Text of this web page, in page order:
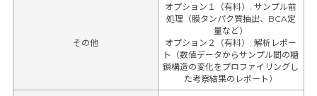
その他
オプション１（有料）:サンプル前
処理（膜タンパク質抽出、BCA定
量など）
オプション２（有料）:解析レポー
ト（数値データからサンプル間の糖
鎖構造の変化をプロファイリングし
た考察結果のレポート）